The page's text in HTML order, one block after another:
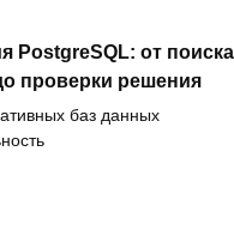
PostgreSQL: от поиска
проверки решения
баз данных